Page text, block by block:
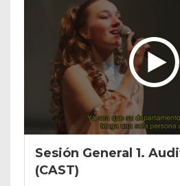
Sesión General 1.
(CAST)